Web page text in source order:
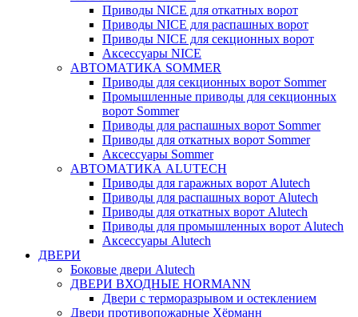
Приводы NICE для откатных ворот
Приводы NICE для распашных ворот
Приводы NICE для секционных ворот
Аксессуары NICE
АВТОМАТИКА SOMMER
Приводы для секционных ворот Sommer
Промышленные приводы для секционных
ворот Sommer
Приводы для распашных ворот Sommer
Приводы для откатных ворот Sommer
Аксессуары Sommer
АВТОМАТИКА ALUTECH
Приводы для гаражных ворот Alutech
Приводы для распашных ворот Alutech
Приводы для откатных ворот Alutech
Приводы для промышленных ворот Alutech
Аксессуары Alutech
ДВЕРИ
Боковые двери Alutech
ДВЕРИ ВХОДНЫЕ HORMANN
Двери с терморазрывом и остеклением
Двери противопожарные Хёрманн